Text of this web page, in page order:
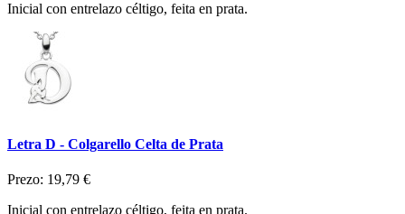
Inicial con entrelazo céltigo, feita en prata.
Letra D - Colgarello Celta de Prata
Prezo: 19,79 €
Inicial con entrelazo céltigo, feita en prata.